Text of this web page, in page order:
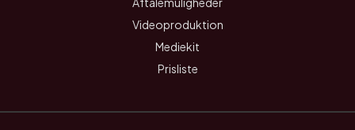
Videoproduktion
Mediekit
Prisliste